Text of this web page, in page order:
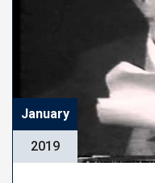
January
2019